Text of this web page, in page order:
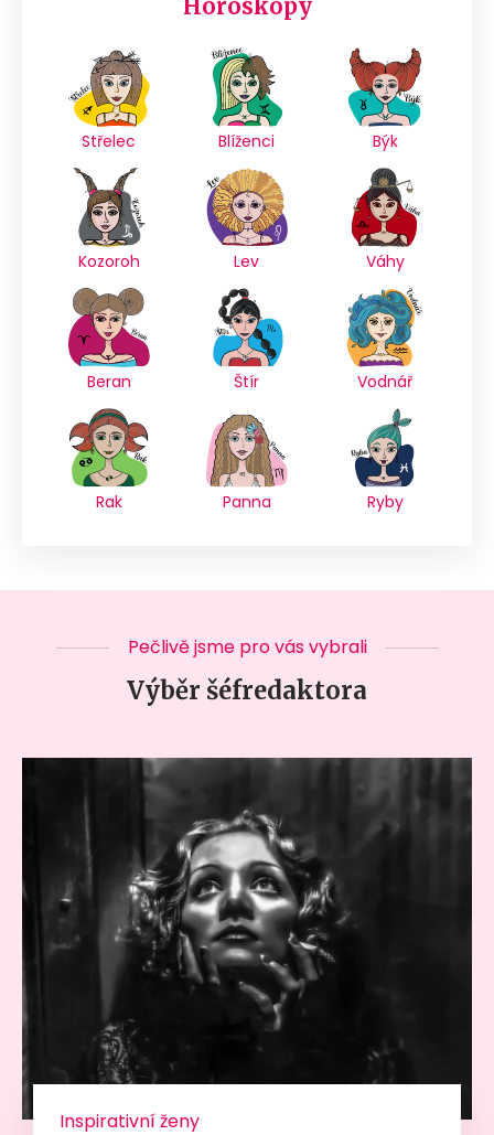
Horoskopy
Střelec Blíženci Býk
Kozoroh Lev Váhy
Beran Štír Vodnář
Rak Panna Ryby
Pečlivě jsme pro vás vybrali
Výběr šéfredaktora
Inspirativní ženy